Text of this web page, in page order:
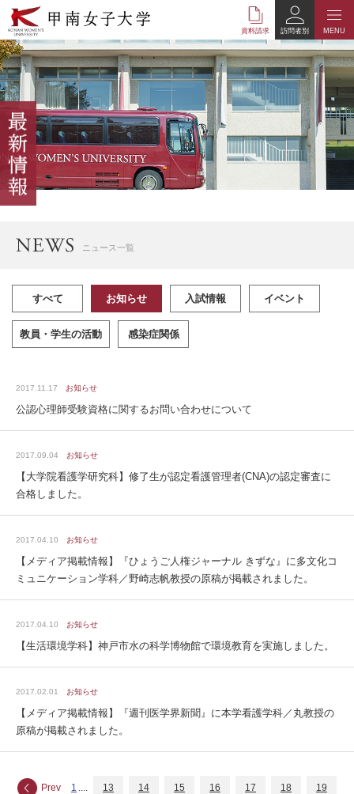
本
文
へ
の
リ
ン
ナ
ビ
ゲ
ー
シ
ョ
資料請求 MENU
訪問者別
ニュース一覧
すべて お知らせ 入試情報 イベント
教員・学生の活動 感染症関係
2017.11.17 お知らせ
公認心理師受験資格に関するお問い合わせについて
2017.09.04 お知らせ
【大学院看護学研究科】修了生が認定看護管理者(CNA)の認定審査に
合格しました。
2017.04.10 お知らせ
【メディア掲載情報】『ひょうご人権ジャーナル きずな』に多文化コ
ミュニケーション学科／野崎志帆教授の原稿が掲載されました。
2017.04.10 お知らせ
【生活環境学科】神戸市水の科学博物館で環境教育を実施しました。
2017.02.01 お知らせ
【メディア掲載情報】『週刊医学界新聞』に本学看護学科／丸教授の
原稿が掲載されました。
Prev 1 .... 13 14 15 16 17 18 19